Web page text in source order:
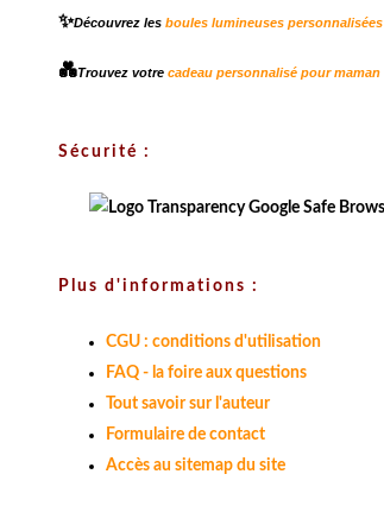
✨Découvrez les boules lumineuses personnalisées
💑Trouvez votre cadeau personnalisé pour maman
Sécurité :
Plus d'informations :
CGU : conditions d'utilisation
FAQ - la foire aux questions
Tout savoir sur l'auteur
Formulaire de contact
Accès au sitemap du site